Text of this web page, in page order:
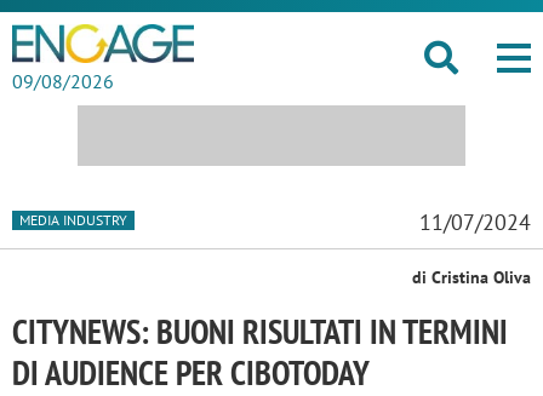
09/08/2026
MEDIA INDUSTRY 11/07/2024
di Cristina Oliva
CITYNEWS: BUONI RISULTATI IN TERMINI
DI AUDIENCE PER CIBOTODAY